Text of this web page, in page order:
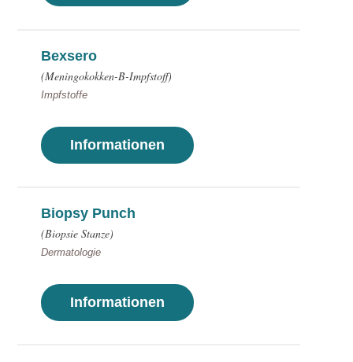
Bexsero
(Meningokokken-B-Impfstoff)
Impfstoffe
Informationen
Biopsy Punch
(Biopsie Stanze)
Dermatologie
Informationen